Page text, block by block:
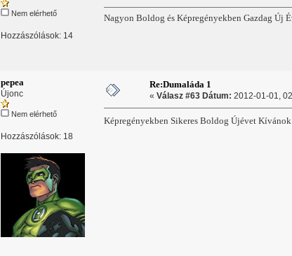
Nem elérhető
Hozzászólások: 14
Nagyon Boldog és Képregényekben Gazdag Új
pepea
Újonc
Nem elérhető
Hozzászólások: 18
Re:Dumaláda 1
« Válasz #63 Dátum: 2012-01-01,
Képregényekben Sikeres Boldog Újévet Kívánok